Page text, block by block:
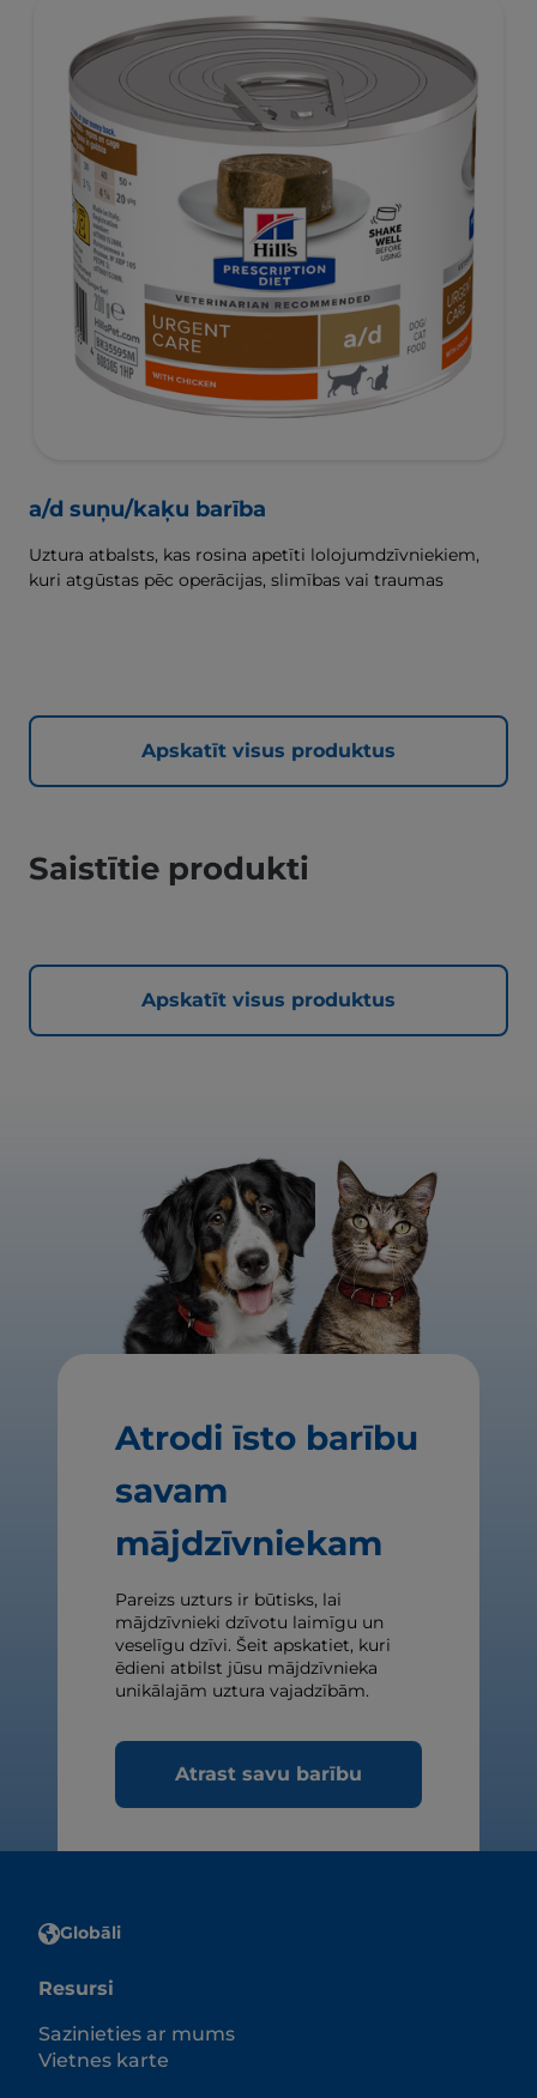
a/d suņu/kaķu barība
Uztura atbalsts, kas rosina apetīti lolojumdzīvniekiem,
kuri atgūstas pēc operācijas, slimības vai traumas
Apskatīt visus produktus
Saistītie produkti
Apskatīt visus produktus
Atrodi īsto barību
savam
mājdzīvniekam
Pareizs uzturs ir būtisks, lai
mājdzīvnieki dzīvotu laimīgu un
veselīgu dzīvi. Šeit apskatiet, kuri
ēdieni atbilst jūsu mājdzīvnieka
unikālajām uztura vajadzībām.
Atrast savu barību
Globāli
Resursi
Sazinieties ar mums
Vietnes karte